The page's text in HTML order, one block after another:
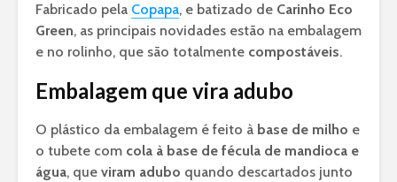
Fabricado pela Copapa, e batizado de Carinho Eco
Green, as principais novidades estão na embalagem
e no rolinho, que são totalmente compostáveis.
Embalagem que vira adubo
O plástico da embalagem é feito à base de milho e
o tubete com cola à base de fécula de mandioca e
água, que viram adubo quando descartados junto